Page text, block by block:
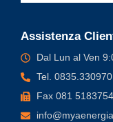
Assistenza
Dal Lun al Ven
Tel. 0835.330970
Fax 081 5183754